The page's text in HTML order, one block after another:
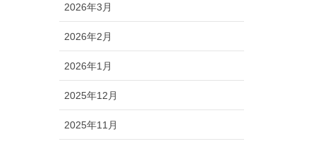
2026年3月
2026年2月
2026年1月
2025年12月
2025年11月